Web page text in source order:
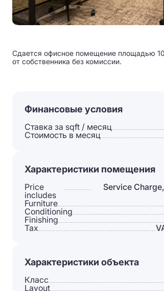
Сдается офисное помещение площадью
от собственника без комиссии.
Финансовые условия
Ставка за sqft / месяц
Стоимость в месяц
Характеристики помещения
Price
includes
Service
Furniture
Conditioning
Finishing
Tax
Характеристики объекта
Класс
Layout